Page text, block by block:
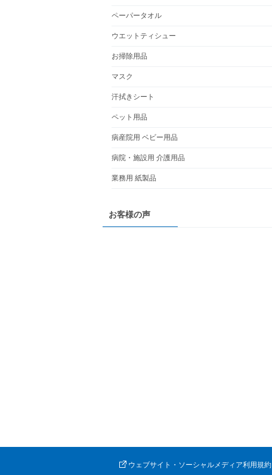
ペーパータオル
ウエットティシュー
お掃除用品
マスク
汗拭きシート
ペット用品
病産院用 ベビー用品
病院・施設用 介護用品
業務用 紙製品
お客様の声
ウェブサイト・ソーシャルメディア利用規約